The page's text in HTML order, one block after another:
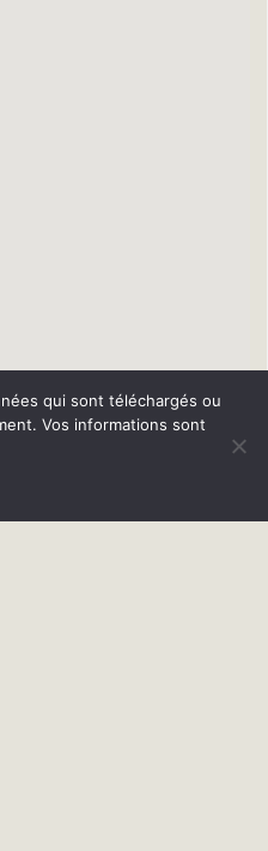
qui sont téléchargés ou
Vos informations sont